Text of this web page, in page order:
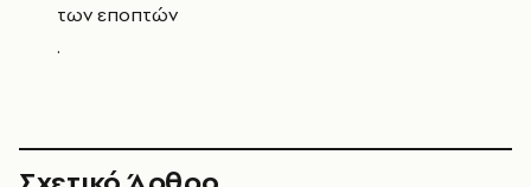
των εποπτών
.